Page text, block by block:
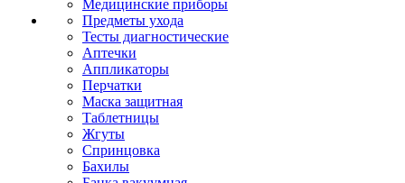
Медицинские приборы
Предметы ухода
Тесты диагностические
Аптечки
Аппликаторы
Перчатки
Маска защитная
Таблетницы
Жгуты
Спринцовка
Бахилы